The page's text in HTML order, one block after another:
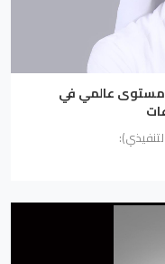
مستوى عالمي في